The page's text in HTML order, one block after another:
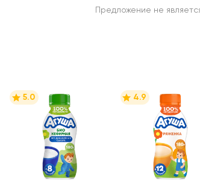
Предложение не
5.0 4.9